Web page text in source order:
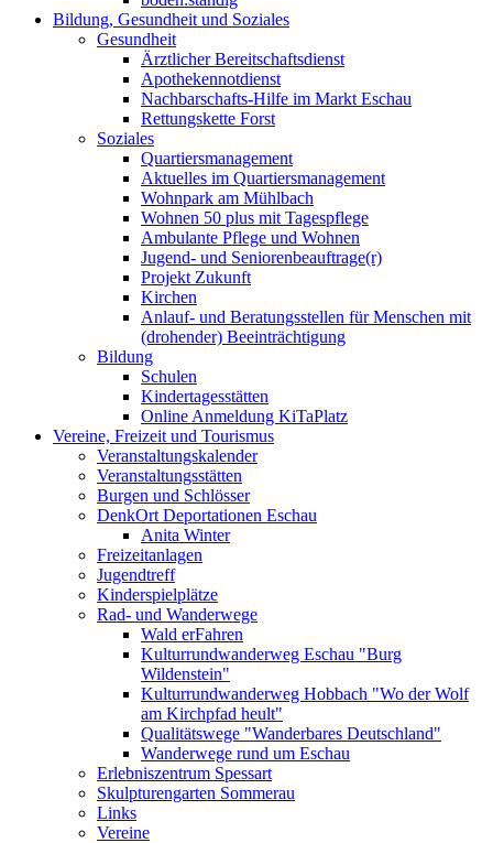
Bildung, Gesundheit und Soziales
Gesundheit
Ärztlicher Bereitschaftsdienst
Apothekennotdienst
Nachbarschafts-Hilfe im Markt Eschau
Rettungskette Forst
Soziales
Quartiersmanagement
Aktuelles im Quartiersmanagement
Wohnpark am Mühlbach
Wohnen 50 plus mit Tagespflege
Ambulante Pflege und Wohnen
Jugend- und Seniorenbeauftrage(r)
Projekt Zukunft
Kirchen
Anlauf- und Beratungsstellen für Menschen mit
(drohender) Beeinträchtigung
Bildung
Schulen
Kindertagesstätten
Online Anmeldung KiTaPlatz
Vereine, Freizeit und Tourismus
Veranstaltungskalender
Veranstaltungsstätten
Burgen und Schlösser
DenkOrt Deportationen Eschau
Anita Winter
Freizeitanlagen
Jugendtreff
Kinderspielplätze
Rad- und Wanderwege
Wald erFahren
Kulturrundwanderweg Eschau "Burg
Wildenstein"
Kulturrundwanderweg Hobbach "Wo der Wolf
am Kirchpfad heult"
Qualitätswege "Wanderbares Deutschland"
Wanderwege rund um Eschau
Erlebniszentrum Spessart
Skulpturengarten Sommerau
Links
Vereine